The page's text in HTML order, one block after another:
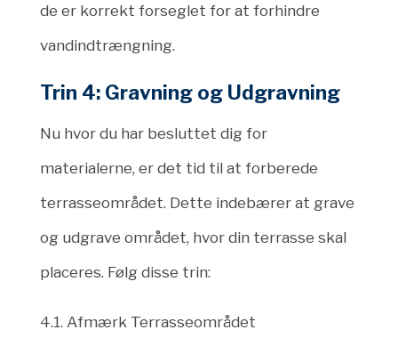
de er korrekt forseglet for at forhindre
vandindtrængning.
Trin 4: Gravning og Udgravning
Nu hvor du har besluttet dig for
materialerne, er det tid til at forberede
terrasseområdet. Dette indebærer at grave
og udgrave området, hvor din terrasse skal
placeres. Følg disse trin:
4.1. Afmærk Terrasseområdet